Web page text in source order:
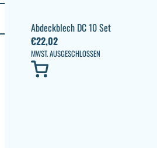
Abdeckblech DC 10 Set
€22,02
MWST. AUSGESCHLOSSEN